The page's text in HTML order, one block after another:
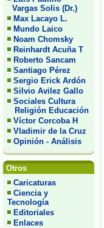
Vargas Solis (Dr.)
Max Lacayo L.
Mundo Laico
Noam Chomsky
Reinhardt Acuña T
Roberto Sancam
Santiago Pérez
Sergio Erick Ardón
Silvio Avilez Gallo
Sociales Cultura
Religión Educación
Víctor Corcoba H
Vladimir de la Cruz
Opinión - Análisis
Otros
Caricaturas
Ciencia y
Tecnología
Editoriales
Enlaces